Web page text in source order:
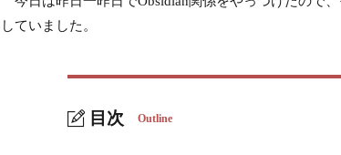
していました。
目次 Outline